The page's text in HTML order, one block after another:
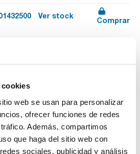
cookies
web se usan para personalizar
ofrecer funciones de redes
Además, compartimos
que haga del sitio web con
sociales, publicidad y análisis
Ver stock
Comprar